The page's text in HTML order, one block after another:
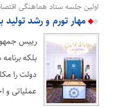
اولین جلسه ستاد هماهنگی
مهار تورم و رشد
رییس
بلکه
دولت را
عملیاتی و